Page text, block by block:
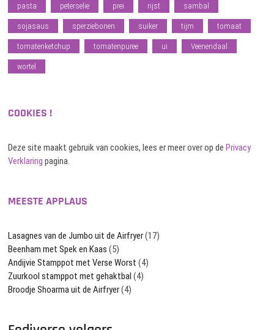
pasta peterselie prei rijst sambal
sojasaus sperziebonen suiker tijm tomaat
tomatenketchup tomatenpuree ui Veenendaal
wortel
COOKIES !
Deze site maakt gebruik van cookies, lees er meer over op dePrivacy
Verklaring pagina.
MEESTE APPLAUS
Lasagnes van de Jumbo uit de Airfryer(17)
Beenham met Spek en Kaas (5)
Andijvie Stamppot met Verse Worst (4)
Zuurkool stamppot met gehaktbal (4)
Broodje Shoarma uit de Airfryer(4)